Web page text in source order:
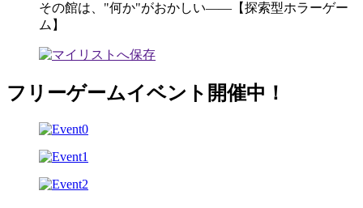
その館は、"何か"がおかしい――【探索型ホラーゲー
ム】
フリーゲームイベント開催中！